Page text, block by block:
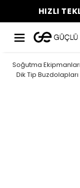
HIZLI
Soğutma Ekipmanları
Dik Tip Buzdolapları